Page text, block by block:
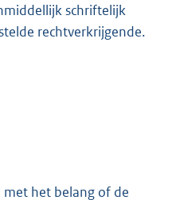
schriftelijk
rechtverkrijgende.
het belang of de